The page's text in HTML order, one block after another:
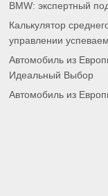
BMW: экспертный
Калькулятор
управлении
Автомобиль из
Идеальный Выбор
Автомобиль из